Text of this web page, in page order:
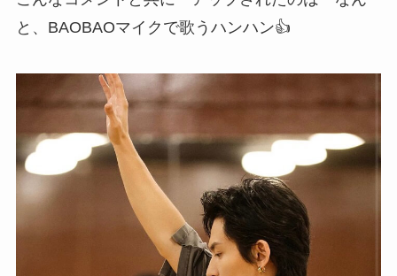
と、BAOBAOマイクで歌うハンハン👍